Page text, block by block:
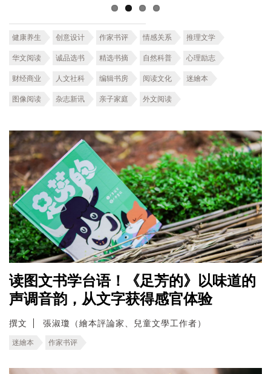
健康养生 创意设计 作家书评 情感关系 推理文学
华文阅读 诚品选书 精选书摘 自然科普 心理励志
财经商业 人文社科 编辑书房 阅读文化 迷繪本
图像阅读 杂志新讯 亲子家庭 外文阅读
读图文书学台语！《足芳的》以味道的
声调音韵，从文字获得感官体验
撰文 張淑瓊（繪本評論家、兒童文學工作者）
迷繪本 作家书评